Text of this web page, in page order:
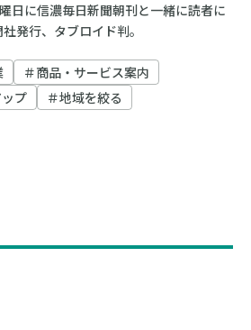
信濃毎日新聞社 マーケティング局
日に信濃毎日新聞朝刊と一緒に読者に
発行、タブロイド判。
＃商品・サービス案内
プ
＃地域を絞る